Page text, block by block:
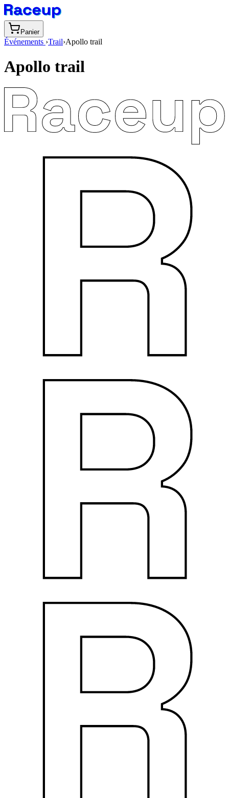
Panier
Événements ›Trail›Apollo trail
Apollo trail